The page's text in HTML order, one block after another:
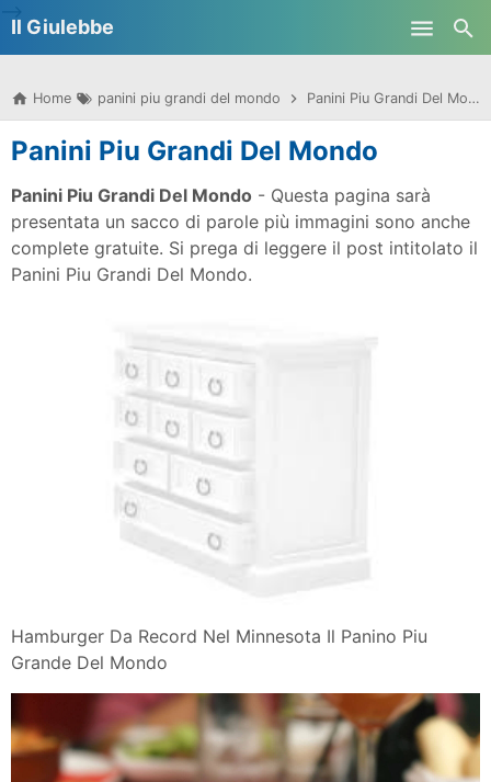
Il Giulebbe
Home panini piu grandi del mondo Panini Piu Grandi Del Mondo
Panini Piu Grandi Del Mondo
Panini Piu Grandi Del Mondo - Questa pagina sarà
presentata un sacco di parole più immagini sono anche
complete gratuite. Si prega di leggere il post intitolato il
Panini Piu Grandi Del Mondo.
Hamburger Da Record Nel Minnesota Il Panino Piu
Grande Del Mondo